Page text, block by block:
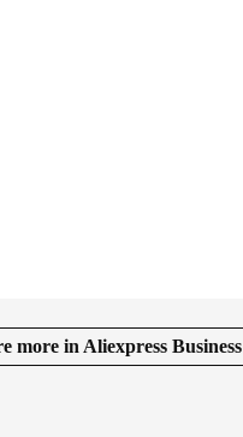
more in Aliexpress Business